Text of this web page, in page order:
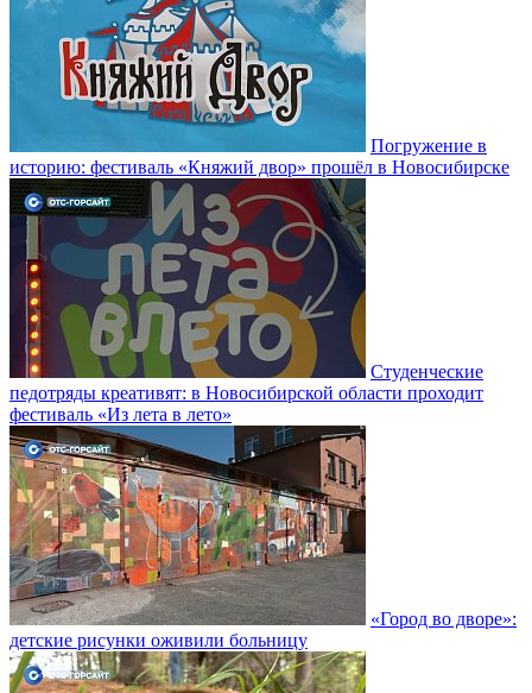
Погружение в
историю: фестиваль «Княжий двор» прошёл в Новосибирске
Студенческие
педотряды креативят: в Новосибирской области проходит
фестиваль «Из лета в лето»
«Город во дворе»:
детские рисунки оживили больницу